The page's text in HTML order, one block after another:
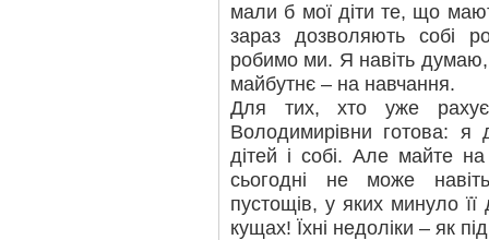
мали б мої діти те, що
зараз дозволяють собі
робимо ми. Я навіть
майбутнє – на навчання.
Для тих, хто уже
Володимирівни готова: я
дітей і собі. Але майте на
сьогодні не може
пустощів, у яких минуло
кущах! Їхні недоліки – як